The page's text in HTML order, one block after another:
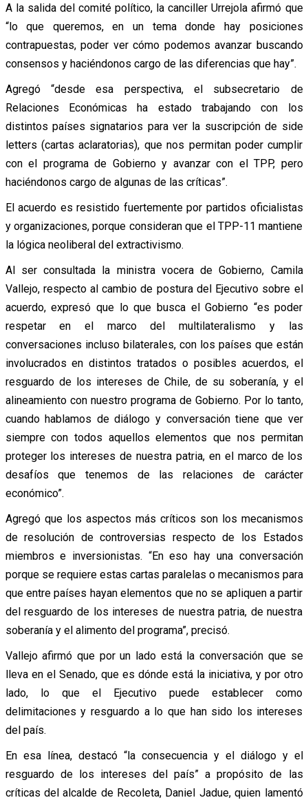
A la salida del comité político, la canciller Urrejola afirmó que
“lo que queremos, en un tema donde hay posiciones
contrapuestas, poder ver cómo podemos avanzar buscando
consensos y haciéndonos cargo de las diferencias que hay”.
Agregó “desde esa perspectiva, el subsecretario de
Relaciones Económicas ha estado trabajando con los
distintos países signatarios para ver la suscripción de side
letters (cartas aclaratorias), que nos permitan poder cumplir
con el programa de Gobierno y avanzar con el TPP, pero
haciéndonos cargo de algunas de las críticas”.
El acuerdo es resistido fuertemente por partidos oficialistas
y organizaciones, porque consideran que el TPP-11 mantiene
la lógica neoliberal del extractivismo.
Al ser consultada la ministra vocera de Gobierno, Camila
Vallejo, respecto al cambio de postura del Ejecutivo sobre el
acuerdo, expresó que lo que busca el Gobierno “es poder
respetar en el marco del multilateralismo y las
conversaciones incluso bilaterales, con los países que están
involucrados en distintos tratados o posibles acuerdos, el
resguardo de los intereses de Chile, de su soberanía, y el
alineamiento con nuestro programa de Gobierno. Por lo tanto,
cuando hablamos de diálogo y conversación tiene que ver
siempre con todos aquellos elementos que nos permitan
proteger los intereses de nuestra patria, en el marco de los
desafíos que tenemos de las relaciones de carácter
económico”.
Agregó que los aspectos más críticos son los mecanismos
de resolución de controversias respecto de los Estados
miembros e inversionistas. “En eso hay una conversación
porque se requiere estas cartas paralelas o mecanismos para
que entre países hayan elementos que no se apliquen a partir
del resguardo de los intereses de nuestra patria, de nuestra
soberanía y el alimento del programa”, precisó.
Vallejo afirmó que por un lado está la conversación que se
lleva en el Senado, que es dónde está la iniciativa, y por otro
lado, lo que el Ejecutivo puede establecer como
delimitaciones y resguardo a lo que han sido los intereses
del país.
En esa línea, destacó “la consecuencia y el diálogo y el
resguardo de los intereses del país” a propósito de las
críticas del alcalde de Recoleta, Daniel Jadue, quien lamentó